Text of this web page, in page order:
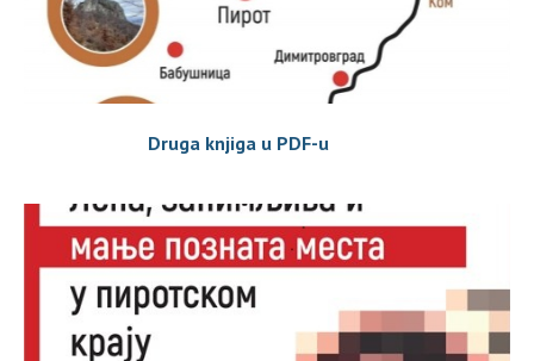
Druga knjiga u PDF-u